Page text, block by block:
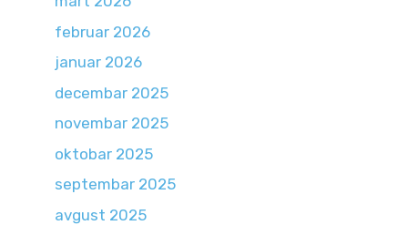
februar 2026
januar 2026
decembar 2025
novembar 2025
oktobar 2025
septembar 2025
avgust 2025